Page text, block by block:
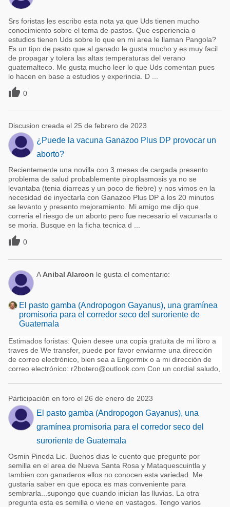
Srs foristas les escribo esta nota ya que Uds tienen mucho
conocimiento sobre el tema de pastos. Que esperiencia o
estudios tienen Uds sobre lo que en mi area le llaman Pangola?
Es un tipo de pasto que al ganado le gusta mucho y es muy facil
de propagar y tolera las altas temperaturas del verano
guatemalteco. Me gusta mucho leer lo que Uds comentan pues
lo hacen en base a estudios y experincia. D ...
 0
Discusion creada el 25 de febrero de 2023
¿Puede la vacuna Ganazoo Plus DP provocar un
aborto?
Recientemente una novilla con 3 meses de cargada presento
problema de salud probablemente piroplasmosis ya no se
levantaba (tenia diarreas y un poco de fiebre) y nos vimos en la
necesidad de inyectarla con Ganazoo Plus DP a los 20 minutos
se levanto y presento mejoramiento. Mi amigo me dijo que
correria el riesgo de un aborto pero fue necesario el vacunarla o
se moria. Busque en la ficha tecnica d ...
 0
A Anibal Alarcon le gusta el comentario:
El pasto gamba (Andropogon Gayanus), una gramínea
promisoria para el corredor seco del suroriente de
Guatemala
Estimados foristas: Quien desee una copia gratuita de mi libro a
traves de We transfer, puede por favor enviarme una dirección
de correo electrónico, bien sea a Engormix o a mi dirección de
correo electrónico: r2botero@outlook.com Con un cordial saludo,
Participación en foro el 26 de enero de 2023
El pasto gamba (Andropogon Gayanus), una
gramínea promisoria para el corredor seco del
suroriente de Guatemala
Osmin Pineda Lic. Buenos dias le cuento que pregunte por
semilla en el area de Nueva Santa Rosa y Mataquescuintla y
tambien con ganaderos ellos no conocen esta variedad. Me
gustaria saber en que epoca es mas conveniente para
sembrarla...supongo que cuando inician las lluvias. La otra
pregunta esta es semilla o viene en vastagos. Tengo varios